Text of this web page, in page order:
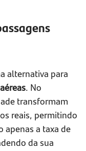
alternativa para
. No
transformam
reais, permitindo
apenas a taxa de
da sua